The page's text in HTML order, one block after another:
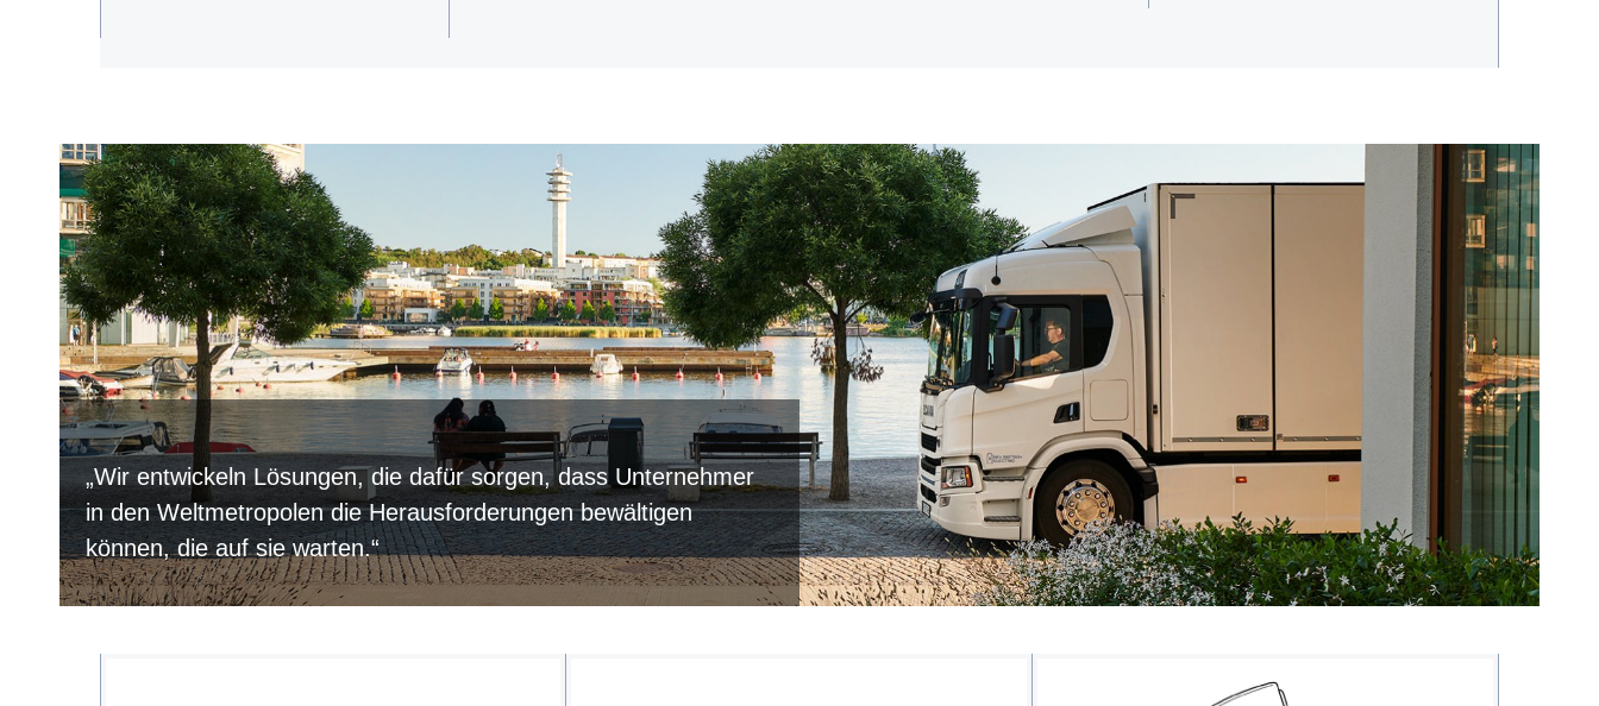
„Wir entwickeln Lösungen, die dafür sorgen, dass Unternehmer
in den Weltmetropolen die Herausforderungen bewältigen
können, die auf sie warten.“